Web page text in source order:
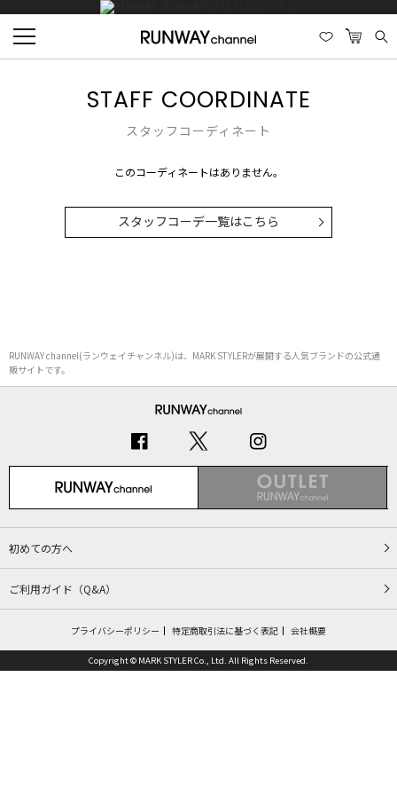
STAFF COORDINATE
スタッフコーディネート
このコーディネートはありません。
スタッフコーデ一覧はこちら
RUNWAY channel(ランウェイチャンネル)は、MARK STYLERが展開する人気ブランドの公式通
販サイトです。
初めての方へ
ご利用ガイド（Q&A）
プライバシーポリシー 特定商取引法に基づく表記 会社概要
Copyright © MARK STYLER Co., Ltd. All Rights Reserved.